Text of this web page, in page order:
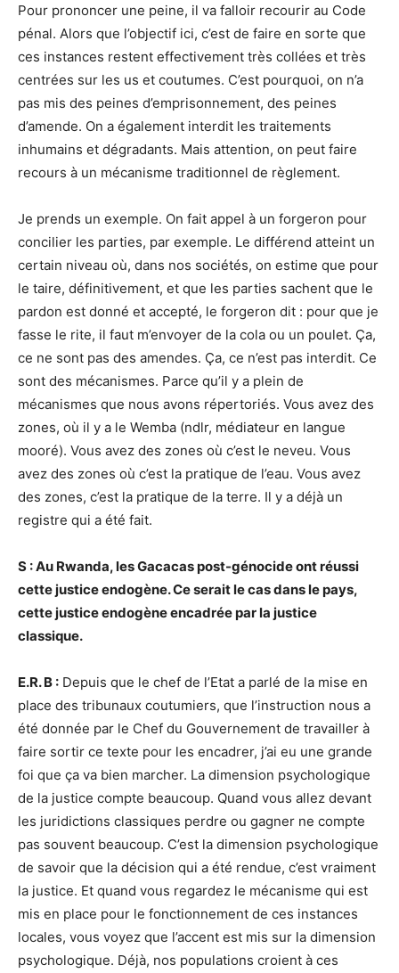
Pour prononcer une peine, il va falloir recourir au Code
pénal. Alors que l’objectif ici, c’est de faire en sorte que
ces instances restent effectivement très collées et très
centrées sur les us et coutumes. C’est pourquoi, on n’a
pas mis des peines d’emprisonnement, des peines
d’amende. On a également interdit les traitements
inhumains et dégradants. Mais attention, on peut faire
recours à un mécanisme traditionnel de règlement.
Je prends un exemple. On fait appel à un forgeron pour
concilier les parties, par exemple. Le différend atteint un
certain niveau où, dans nos sociétés, on estime que pour
le taire, définitivement, et que les parties sachent que le
pardon est donné et accepté, le forgeron dit : pour que je
fasse le rite, il faut m’envoyer de la cola ou un poulet. Ça,
ce ne sont pas des amendes. Ça, ce n’est pas interdit. Ce
sont des mécanismes. Parce qu’il y a plein de
mécanismes que nous avons répertoriés. Vous avez des
zones, où il y a le Wemba (ndlr, médiateur en langue
mooré). Vous avez des zones où c’est le neveu. Vous
avez des zones où c’est la pratique de l’eau. Vous avez
des zones, c’est la pratique de la terre. Il y a déjà un
registre qui a été fait.
S : Au Rwanda, les Gacacas post-génocide ont réussi
cette justice endogène. Ce serait le cas dans le pays,
cette justice endogène encadrée par la justice
classique.
E.R. B : Depuis que le chef de l’Etat a parlé de la mise en
place des tribunaux coutumiers, que l’instruction nous a
été donnée par le Chef du Gouvernement de travailler à
faire sortir ce texte pour les encadrer, j’ai eu une grande
foi que ça va bien marcher. La dimension psychologique
de la justice compte beaucoup. Quand vous allez devant
les juridictions classiques perdre ou gagner ne compte
pas souvent beaucoup. C’est la dimension psychologique
de savoir que la décision qui a été rendue, c’est vraiment
la justice. Et quand vous regardez le mécanisme qui est
mis en place pour le fonctionnement de ces instances
locales, vous voyez que l’accent est mis sur la dimension
psychologique. Déjà, nos populations croient à ces